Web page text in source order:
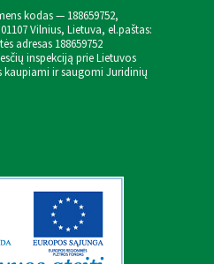
kodas — 188659752,
Vilnius, Lietuva, el.paštas:
adresas 188659752
inspekciją prie Lietuvos
kaupiami ir saugomi Juridinių